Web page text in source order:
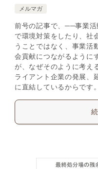
メルマガ
前号の記事で、──事業活
で環境対策をしたり、社
うことではなく、事業活
会貢献につながるように
が、なぜそのように考え
ライアント企業の発展、
に直結しているからです。